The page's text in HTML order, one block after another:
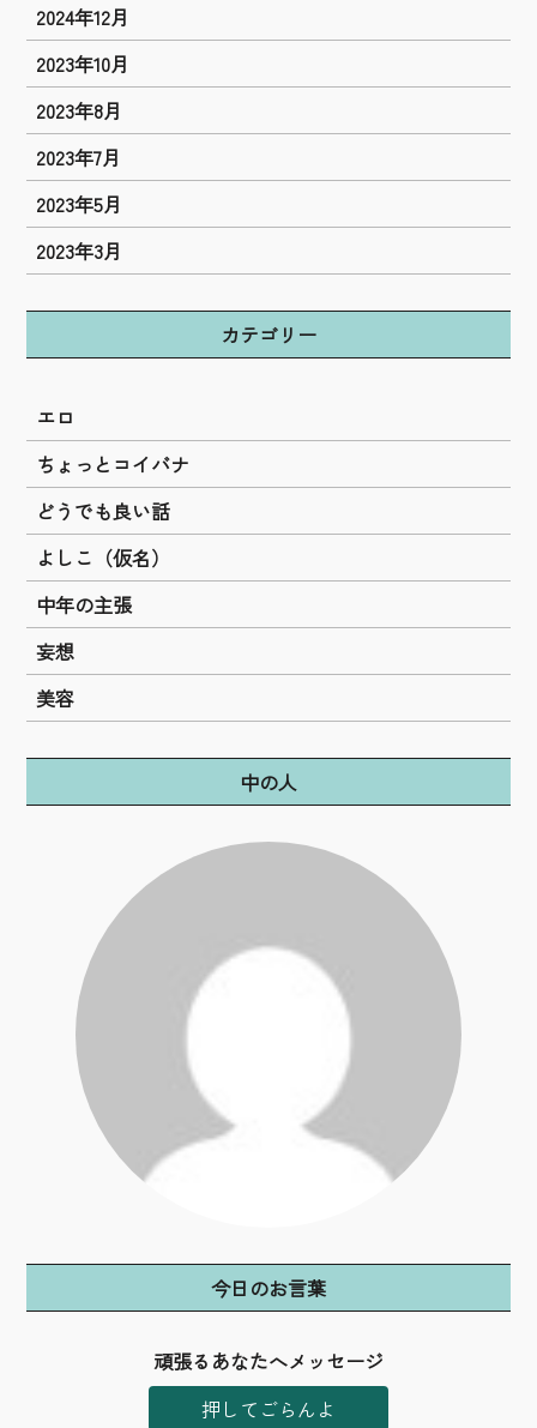
2024年12月
2023年10月
2023年8月
2023年7月
2023年5月
2023年3月
カテゴリー
エロ
ちょっとコイバナ
どうでも良い話
よしこ（仮名）
中年の主張
妄想
美容
中の人
今日のお言葉
頑張るあなたへメッセージ
押してごらんよ